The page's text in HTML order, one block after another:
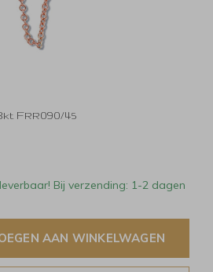
FRR090/45
Bij verzending: 1-2 dagen
AAN WINKELWAGEN